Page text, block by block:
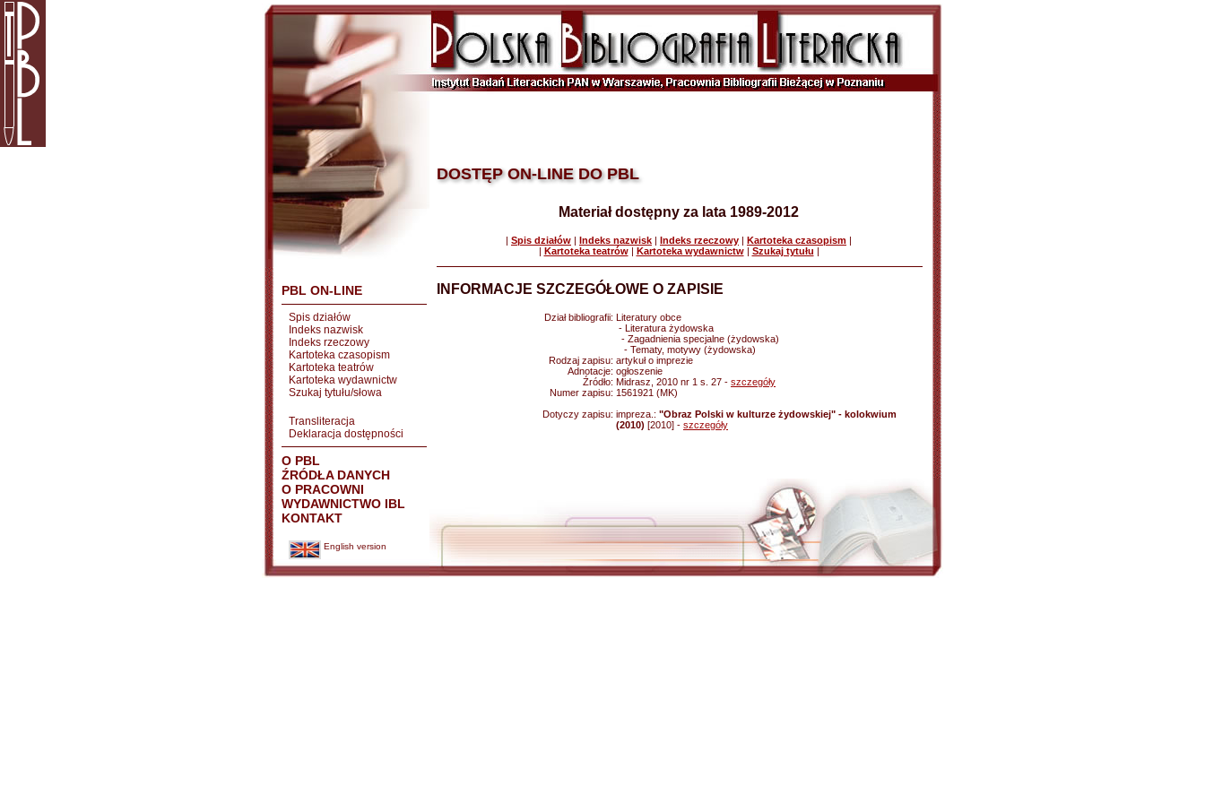
PBL ON-LINE
Spis działów
Indeks nazwisk
Indeks rzeczowy
Kartoteka czasopism
Kartoteka teatrów
Kartoteka wydawnictw
Szukaj tytułu/słowa
Transliteracja
Deklaracja dostępności
O PBL
ŹRÓDŁA DANYCH
O PRACOWNI
WYDAWNICTWO IBL
KONTAKT
English version
DOSTĘP ON-LINE DO PBL
Materiał dostępny za lata 1989-2012
| Spis działów | Indeks nazwisk | Indeks rzeczowy | Kartoteka czasopism |
| Kartoteka teatrów| Kartoteka wydawnictw| Szukaj tytułu |
INFORMACJE SZCZEGÓŁOWE O ZAPISIE
Dział bibliografii: Literatury obce
- Literatura żydowska
- Zagadnienia specjalne (żydowska)
- Tematy, motywy (żydowska)
Rodzaj zapisu: artykuł o imprezie
Adnotacje: ogłoszenie
Źródło: Midrasz, 2010 nr 1 s. 27 - szczegóły
Numer zapisu: 1561921 (MK)
Dotyczy zapisu: impreza.: "Obraz Polski w kulturze żydowskiej" - kolokwium
(2010) [2010] - szczegóły